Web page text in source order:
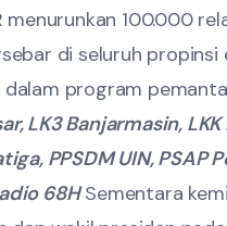
100.000
di seluruh
program
LK3 Banjarmasin,
PPSDM UIN,
68HSementara